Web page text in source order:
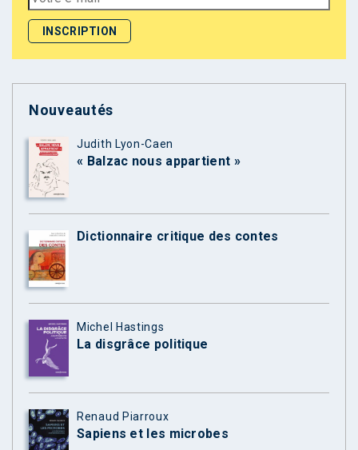
Nouveautés
Judith Lyon-Caen
« Balzac nous appartient »
Dictionnaire critique des contes
Michel Hastings
La disgrâce politique
Renaud Piarroux
Sapiens et les microbes